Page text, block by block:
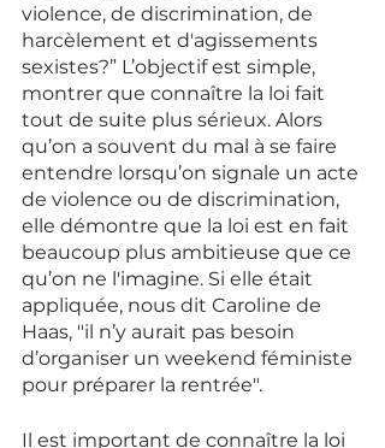
violence, de discrimination, de
harcèlement et d'agissements
sexistes?” L’objectif est simple,
montrer que connaître la loi fait
tout de suite plus sérieux. Alors
qu’on a souvent du mal à se faire
entendre lorsqu’on signale un acte
de violence ou de discrimination,
elle démontre que la loi est en fait
beaucoup plus ambitieuse que ce
qu’on ne l'imagine. Si elle était
appliquée, nous dit Caroline de
Haas, "il n’y aurait pas besoin
d’organiser un weekend féministe
pour préparer la rentrée".
Il est important de connaître la loi